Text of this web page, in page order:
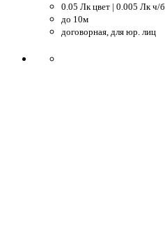
0.05 Лк цвет | 0.005 Лк ч/б
до 10м
договорная, для юр. лиц